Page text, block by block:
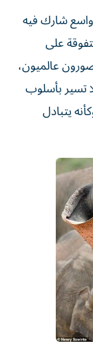
شارك فيه
على
عالميون،
تسير بأسلوب
يتبادل